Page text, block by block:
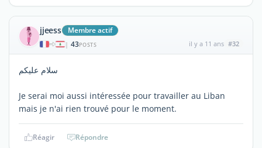
jjeess Membre actif
| 43POSTS il y a 11 ans #32
سلام علیکم
Je serai moi aussi intéressée pour travailler au Liban
mais je n'ai rien trouvé pour le moment.
Réagir Répondre